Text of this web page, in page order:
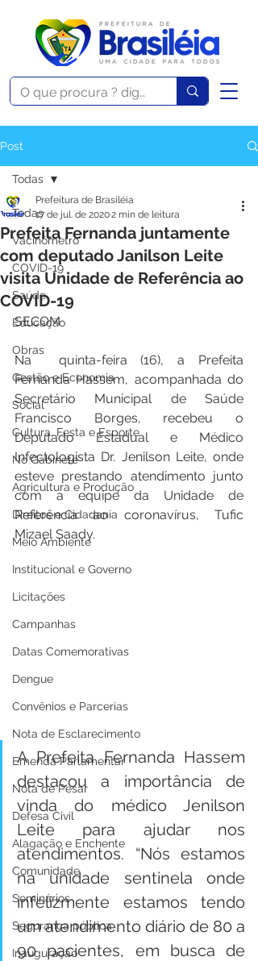
Post
Todas
Vacinômetro
COVID-19
Saúde
Educação
Obras
Gestão e Economia
Social
Cultura, Festa e Esporte
No Gabinete
Agricultura e Produção
Direitos e Cidadania
Meio Ambiente
Institucional e Governo
Licitações
Campanhas
Datas Comemorativas
Dengue
Convênios e Parcerias
Nota de Esclarecimento
Emenda Parlamentar
Nota de Pesar
Defesa Civil
Alagação e Enchente
Comunidade
Seminários
Segurança pública
Inauguração
Todas
Prefeita Fernanda juntamente
com deputado Janilson Leite
visita Unidade de Referência ao
COVID-19
Prefeitura de Brasiléia
17 de jul. de 20202 min de leitura
SECOM
Na  quinta-feira (16), a Prefeita
Fernanda Hassem, acompanhada do
Secretário Municipal de Saúde
Francisco Borges, recebeu o
Deputado Estadual e Médico
Infectologista Dr. Jenilson Leite, onde
esteve prestando atendimento junto
com a equipe da Unidade de
Referência ao coronavírus, Tufic
Mizael Saady.
A Prefeita Fernanda Hassem
destacou a importância de
vinda do médico Jenilson
Leite para ajudar nos
atendimentos. “Nós estamos
na unidade sentinela onde
infelizmente estamos tendo
um atendimento diário de 80 a
90 pacientes, em busca de